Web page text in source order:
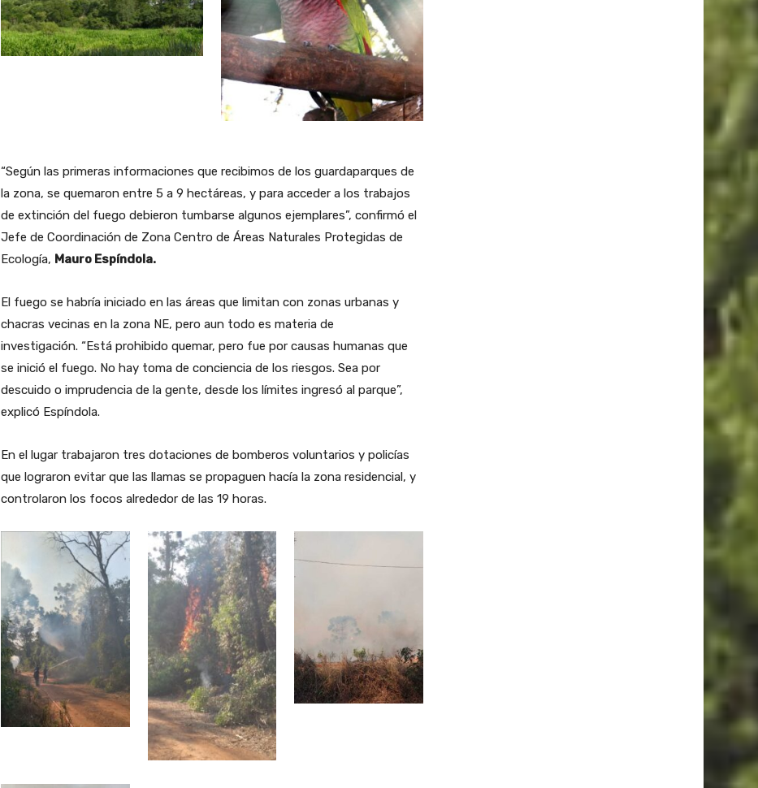
“Según las primeras informaciones que recibimos de los guardaparques de
la zona, se quemaron entre 5 a 9 hectáreas, y para acceder a los trabajos
de extinción del fuego debieron tumbarse algunos ejemplares”, confirmó el
Jefe de Coordinación de Zona Centro de Áreas Naturales Protegidas de
Ecología, Mauro Espíndola.
El fuego se habría iniciado en las áreas que limitan con zonas urbanas y
chacras vecinas en la zona NE, pero aun todo es materia de
investigación. “Está prohibido quemar, pero fue por causas humanas que
se inició el fuego. No hay toma de conciencia de los riesgos. Sea por
descuido o imprudencia de la gente, desde los límites ingresó al parque”,
explicó Espíndola.
En el lugar trabajaron tres dotaciones de bomberos voluntarios y policías
que lograron evitar que las llamas se propaguen hacía la zona residencial, y
controlaron los focos alrededor de las 19 horas.